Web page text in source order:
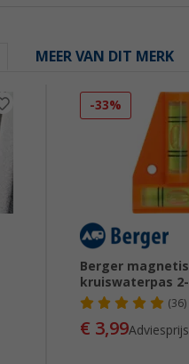
MEER VAN DIT MERK
-33%
Berger
kruiswaterpas
(36)
€ 3,99Adviesprijs